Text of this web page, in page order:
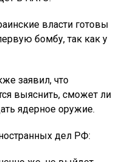
власти готовы
бомбу, так как у
заявил, что
выяснить, сможет ли
ядерное оружие.
дел РФ: